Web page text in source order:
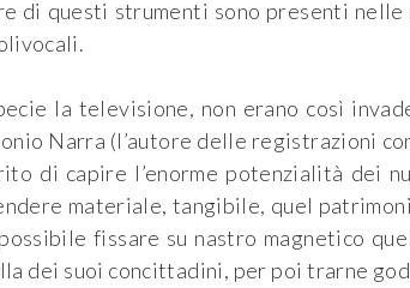
di questi strumenti sono presenti
la televisione, non erano così
Narra (l’autore delle registrazioni
di capire l’enorme potenzialità dei
materiale, tangibile, quel
fissare su nastro magnetico
dei suoi concittadini, per poi trarne